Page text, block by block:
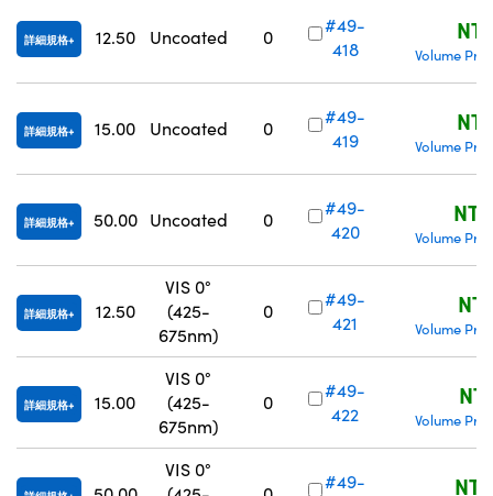
詳細規格 12.50 Uncoated 0
#49-
418
Volume
詳細規格 15.00 Uncoated 0
#49-
419
Volume
詳細規格 50.00 Uncoated 0
#49-
420
Volume
詳細規格 12.50
VIS 0°
(425-
675nm)
0
#49-
421
Volume
詳細規格 15.00
VIS 0°
(425-
675nm)
0
#49-
422
Volume
VIS 0°
#49-